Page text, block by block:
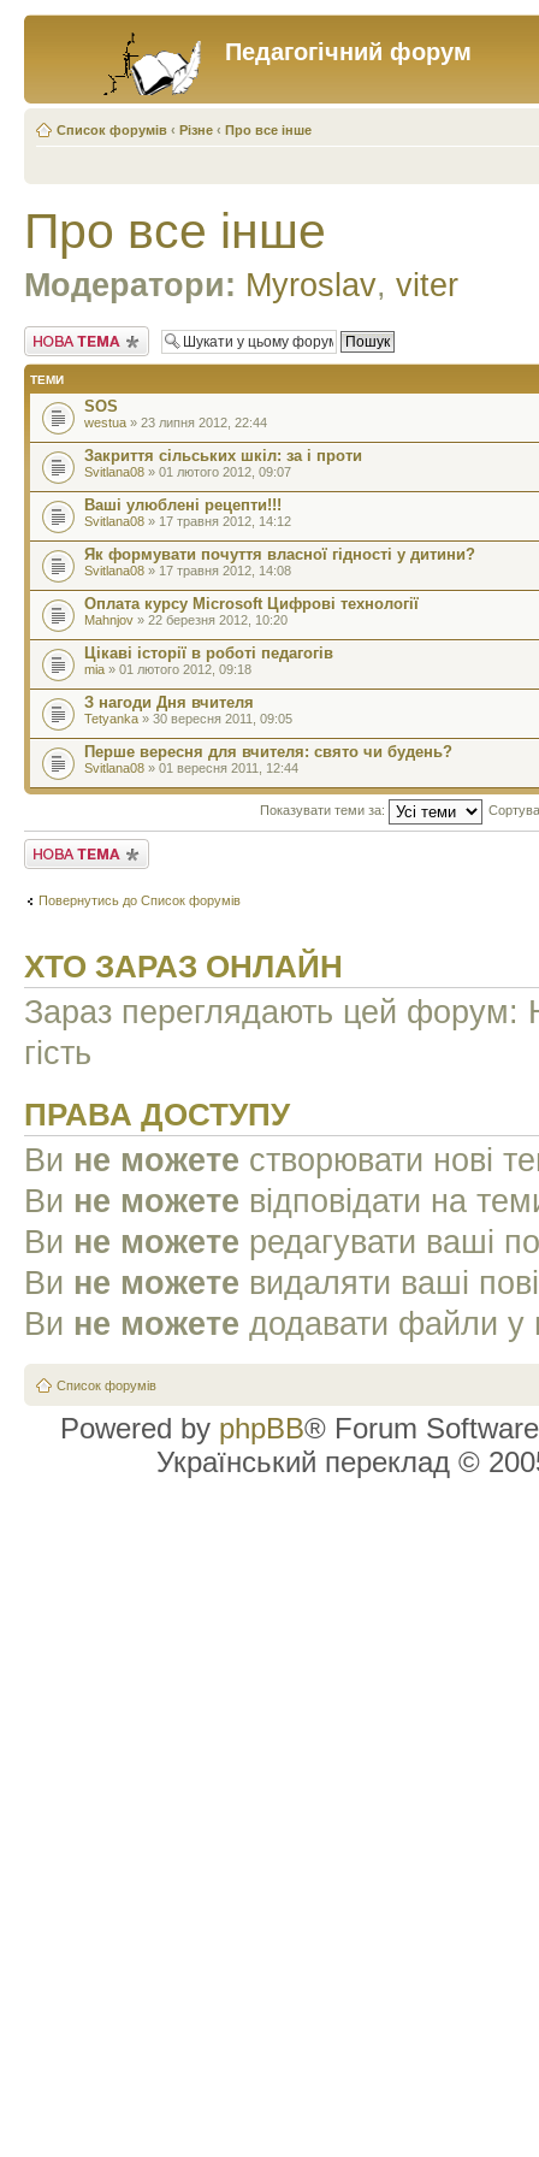
Педагогічний форум
Список форумів ‹ Різне ‹ Про все інше
Про все інше
Модератори: Myroslav, viter
Створити нову тему
ТЕМИ
SOS
westua » 23 липня 2012, 22:44
Закриття сільських шкіл: за і проти
Svitlana08 » 01 лютого 2012, 09:07
Ваші улюблені рецепти!!!
Svitlana08 » 17 травня 2012, 14:12
Як формувати почуття власної гідності у дитини?
Svitlana08 » 17 травня 2012, 14:08
Оплата курсу Microsoft Цифрові технології
Mahnjov » 22 березня 2012, 10:20
Цікаві історії в роботі педагогів
mia » 01 лютого 2012, 09:18
З нагоди Дня вчителя
Tetyanka » 30 вересня 2011, 09:05
Перше вересня для вчителя: свято чи будень?
Svitlana08 » 01 вересня 2011, 12:44
Показувати теми за:
Створити нову тему
Повернутись до Список форумів
ХТО ЗАРАЗ ОНЛАЙН
Зараз переглядають цей форум:
гість
ПРАВА ДОСТУПУ
Ви не можете створювати нові
Ви не можете відповідати на
Ви не можете редагувати ваші
Ви не можете видаляти ваші
Ви не можете додавати файли у
Список форумів
Powered by phpBB® Forum
Український переклад ©